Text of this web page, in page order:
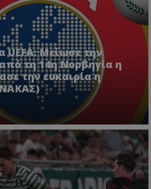
UEFA: Μείωσε την
τη 14η Νορβηγία η
την ευκαιρία η